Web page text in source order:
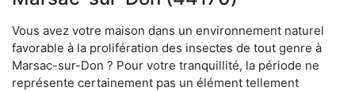
Vous avez votre maison dans un environnement naturel
favorable à la prolifération des insectes de tout genre à
Marsac-sur-Don ? Pour votre tranquillité, la période ne
représente certainement pas un élément tellement